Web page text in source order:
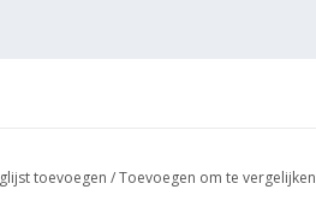
toevoegen /Toevoegen om te vergelijken